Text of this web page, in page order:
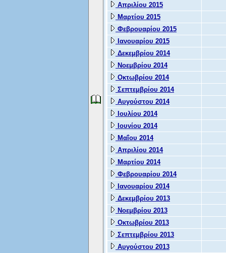
Απριλίου 2015
Μαρτίου 2015
Φεβρουαρίου 2015
Ιανουαρίου 2015
Δεκεμβρίου 2014
Νοεμβρίου 2014
Οκτωβρίου 2014
Σεπτεμβρίου 2014
Αυγούστου 2014
Ιουλίου 2014
Ιουνίου 2014
Μαΐου 2014
Απριλίου 2014
Μαρτίου 2014
Φεβρουαρίου 2014
Ιανουαρίου 2014
Δεκεμβρίου 2013
Νοεμβρίου 2013
Οκτωβρίου 2013
Σεπτεμβρίου 2013
Αυγούστου 2013